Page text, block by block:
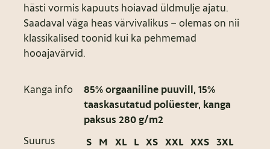
hästi vormis kapuuts hoiavad üldmulje ajatu.
Saadaval väga heas värvivalikus – olemas on nii
klassikalised toonid kui ka pehmemad
hooajavärvid.
Kanga info
85% orgaaniline puuvill, 15%
taaskasutatud polüester, kanga
paksus 280 g/m2
Suurus
S M XL L XS XXL XXS 3XL